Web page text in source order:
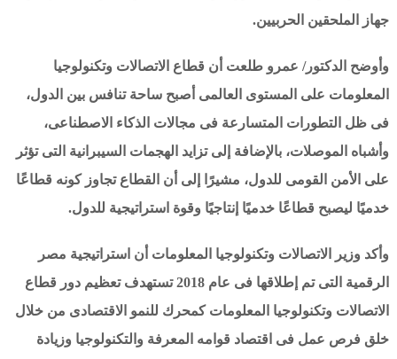
جهاز الملحقين الحربيين.
وأوضح الدكتور/ عمرو طلعت أن قطاع الاتصالات وتكنولوجيا
المعلومات على المستوى العالمى أصبح ساحة تنافس بين الدول،
فى ظل التطورات المتسارعة فى مجالات الذكاء الاصطناعى،
وأشباه الموصلات، بالإضافة إلى تزايد الهجمات السيبرانية التى تؤثر
على الأمن القومى للدول، مشيرًا إلى أن القطاع تجاوز كونه قطاعًا
خدميًا ليصبح قطاعًا خدميًا إنتاجيًا وقوة استراتيجية للدول.
وأكد وزير الاتصالات وتكنولوجيا المعلومات أن استراتيجية مصر
الرقمية التى تم إطلاقها فى عام 2018 تستهدف تعظيم دور قطاع
الاتصالات وتكنولوجيا المعلومات كمحرك للنمو الاقتصادى من خلال
خلق فرص عمل فى اقتصاد قوامه المعرفة والتكنولوجيا وزيادة